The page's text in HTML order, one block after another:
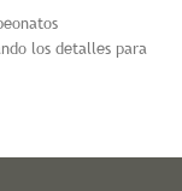
los detalles para